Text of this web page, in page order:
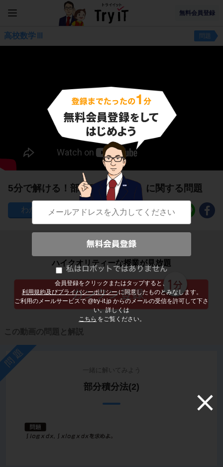
無料会員登録
会員登録をクリックまたはタップすると、
利用規約及びプライバシーポリシー に同意したものとみなします。
ご利用のメールサービスで @try-it.jp からのメールの受信を許可して下さ
い。詳しくは
こちら をご覧ください。
高校数学Ⅲ 問題
5分で解ける！部分積分法（２）に関する問題
141
子どもの勉強から大人の学び直しまで
ハイクオリティーな授業が見放題
この動画の問題と解説
問題
一緒に解いてみよう
部分積分法(2)